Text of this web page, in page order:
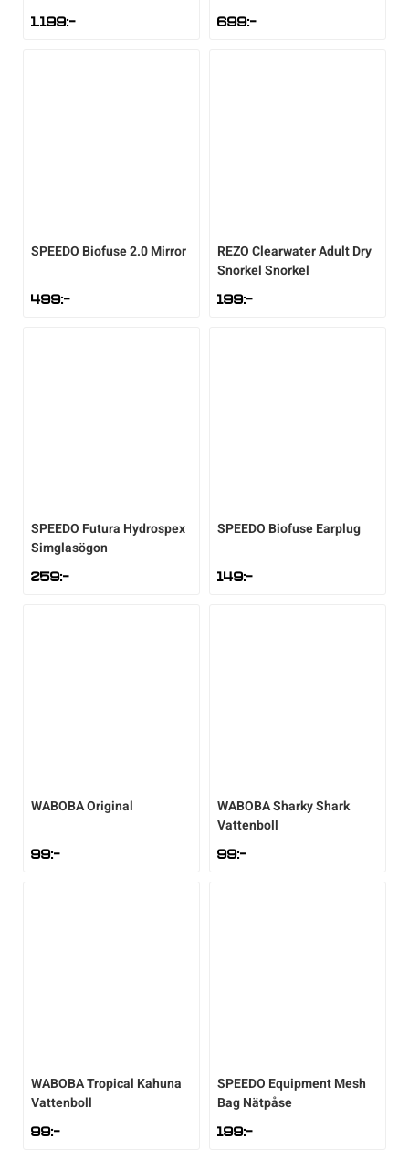
1.199:- 699:-
SPEEDO Biofuse 2.0 Mirror
499:-
REZOClearwater Adult Dry
Snorkel Snorkel
199:-
SPEEDO Futura Hydrospex
Simglasögon
259:-
SPEEDO Biofuse Earplug
149:-
WABOBAOriginal
99:-
WABOBASharky Shark
Vattenboll
99:-
WABOBATropical Kahuna
Vattenboll
99:-
SPEEDO Equipment Mesh
Bag Nätpåse
199:-